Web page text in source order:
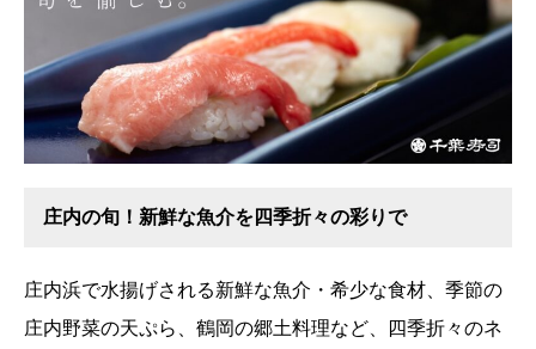
庄内の旬！新鮮な魚介を四季折々の彩りで
庄内浜で水揚げされる新鮮な魚介・希少な食材、季節の
庄内野菜の天ぷら、鶴岡の郷土料理など、四季折々のネ